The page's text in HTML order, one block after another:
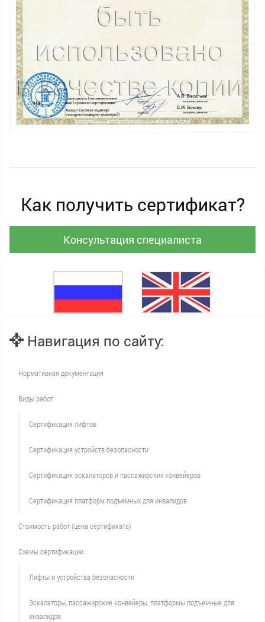
Как получить сертификат?
Консультация специалиста
Навигация по сайту:
Нормативная документация
Виды работ
Сертификация лифтов
Сертификация устройств безопасности
Сертификация эскалаторов и пассажирских конвейеров
Сертификация платформ подъемных для инвалидов
Стоимость работ (цена сертификата)
Схемы сертификации
Лифты и устройства безопасности
Эскалаторы, пассажирские конвейеры, платформы подъемные для
инвалидов